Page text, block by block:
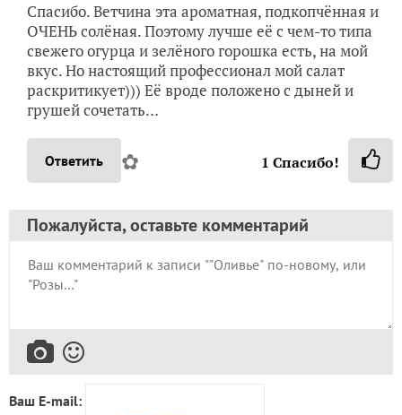
Спасибо. Ветчина эта ароматная, подкопчённая и
ОЧЕНЬ солёная. Поэтому лучше её с чем-то типа
свежего огурца и зелёного горошка есть, на мой
вкус. Но настоящий профессионал мой салат
раскритикует))) Её вроде положено с дыней и
грушей сочетать…
Ответить ✿ 1 Спасибо!
Пожалуйста, оставьте комментарий
Ваш E-mail: